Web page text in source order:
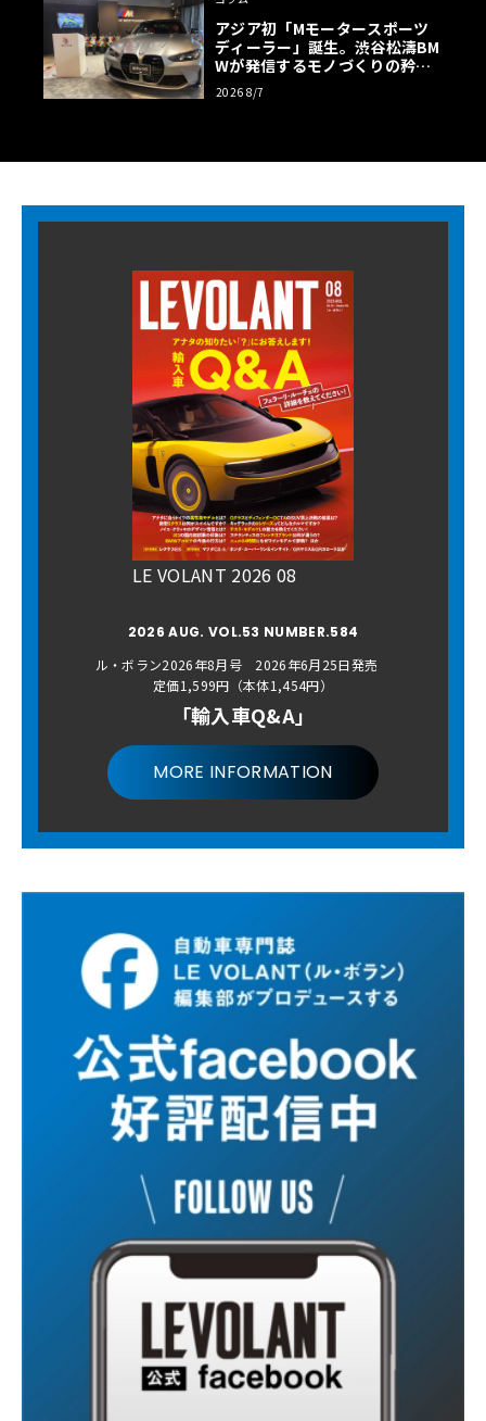
アジア初「Mモータースポーツ
ディーラー」誕生。渋谷松濤BM
Wが発信するモノづくりの矜持
【木下隆之コラム】
2026 8/7
LE VOLANT 2026 08
2026 AUG. VOL.53 NUMBER.584
ル・ボラン2026年8月号 2026年6月25日発売
定価1,599円（本体1,454円）
「輸入車Q&A」
MORE INFORMATION